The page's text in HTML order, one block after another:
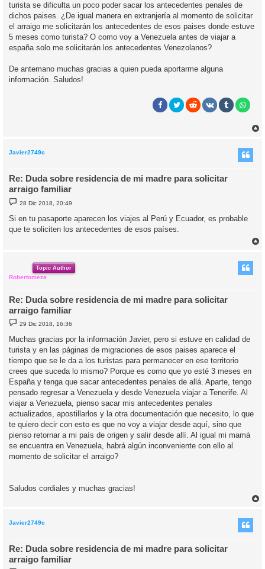
turista se dificulta un poco poder sacar los antecedentes penales de
dichos paises. ¿De igual manera en extranjería al momento de solicitar
el arraigo me solicitarán los antecedentes de esos paises donde estuve
5 meses como turista? O como voy a Venezuela antes de viajar a
españa solo me solicitarán los antecedentes Venezolanos?
De antemano muchas gracias a quien pueda aportarme alguna
información. Saludos!
Javier2749c
Re: Duda sobre residencia de mi madre para solicitar
arraigo familiar
M
e
s
a
28 Dic 2018, 20:49
Si en tu pasaporte aparecen los viajes al Perú y Ecuador, es probable
que te soliciten los antecedentes de esos países.
Topic Author
Robertomeza
Re: Duda sobre residencia de mi madre para solicitar
arraigo familiar
M
e
s
a
e
29 Dic 2018, 16:36
Muchas gracias por la información Javier, pero si estuve en calidad de
turista y en las páginas de migraciones de esos paises aparece el
tiempo que se le da a los turistas para permanecer en ese territorio
crees que suceda lo mismo? Porque es como que yo esté 3 meses en
España y tenga que sacar antecedentes penales de allá. Aparte, tengo
pensado regresar a Venezuela y desde Venezuela viajar a Tenerife. Al
viajar a Venezuela, pienso sacar mis antecedentes penales
actualizados, apostillarlos y la otra documentación que necesito, lo que
te quiero decir con esto es que no voy a viajar desde aquí, sino que
pienso retornar a mi país de origen y salir desde allí. Al igual mi mamá
se encuentra en Venezuela, habrá algún inconveniente con ello al
momento de solicitar el arraigo?
Saludos cordiales y muchas gracias!
Javier2749c
Re: Duda sobre residencia de mi madre para solicitar
arraigo familiar